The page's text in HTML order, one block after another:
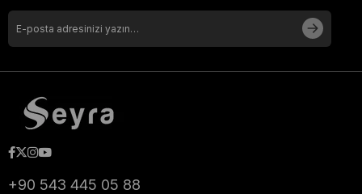
+90 543 445 05 88